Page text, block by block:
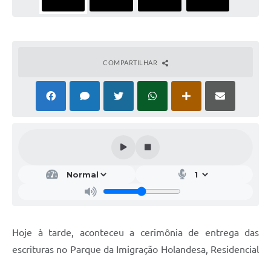
COMPARTILHAR
Hoje à tarde, aconteceu a cerimônia de entrega das
escrituras no Parque da Imigração Holandesa, Residencial